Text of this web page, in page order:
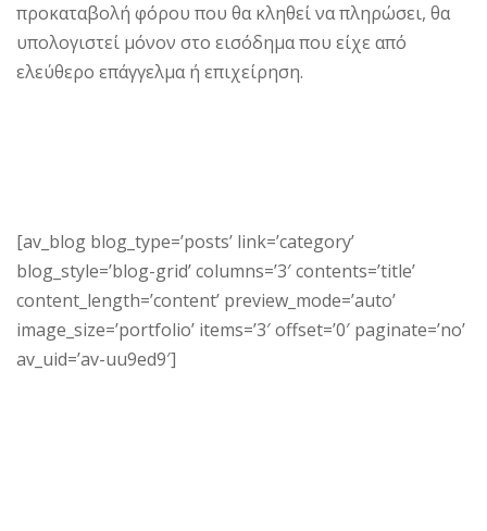
προκαταβολή φόρου που θα κληθεί να πληρώσει, θα
υπολογιστεί μόνον στο εισόδημα που είχε από
ελεύθερο επάγγελμα ή επιχείρηση.
[av_blog blog_type=’posts’ link=’category’
blog_style=’blog-grid’ columns=’3′ contents=’title’
content_length=’content’ preview_mode=’auto’
image_size=’portfolio’ items=’3′ offset=’0′ paginate=’no’
av_uid=’av-uu9ed9′]